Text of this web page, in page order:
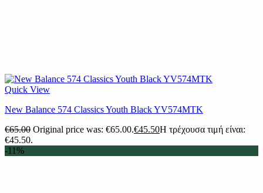
Quick View
New Balance 574 Classics Youth Black YV574MTK
€65.00 Original price was: €65.00.€45.50Η τρέχουσα τιμή είναι:
€45.50.
-11%